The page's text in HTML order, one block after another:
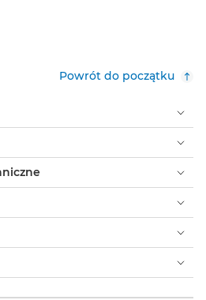
Powrót do początku